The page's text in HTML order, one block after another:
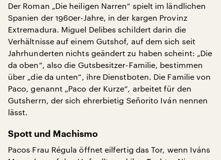
Der Roman „Die heiligen Narren“ spielt im ländlichen
Spanien der 1960er-Jahre, in der kargen Provinz
Extremadura. Miguel Delibes schildert darin die
Verhältnisse auf einem Gutshof, auf dem sich seit
Jahrhunderten nichts geändert zu haben scheint: „Die
da oben“, also die Gutsbesitzer-Familie, bestimmen
über „die da unten“, ihre Dienstboten. Die Familie von
Paco, genannt „Paco der Kurze“, arbeitet für den
Gutsherrn, der sich ehrerbietig Señorito Iván nennen
lässt.
Spott und Machismo
Pacos Frau Régula öffnet eilfertig das Tor, wenn Iváns